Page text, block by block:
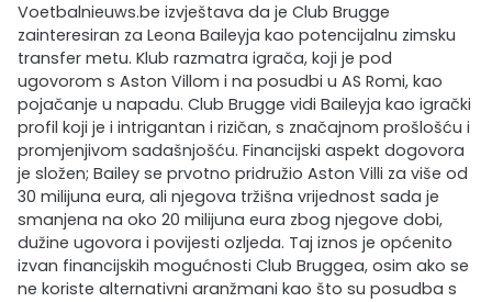
Voetbalnieuws.be izvještava da je Club Brugge
zainteresiran za Leona Baileyja kao potencijalnu zimsku
transfer metu. Klub razmatra igrača, koji je pod
ugovorom s Aston Villom i na posudbi u AS Romi, kao
pojačanje u napadu. Club Brugge vidi Baileyja kao igrački
profil koji je i intrigantan i rizičan, s značajnom prošlošću i
promjenjivom sadašnjošću. Financijski aspekt dogovora
je složen; Bailey se prvotno pridružio Aston Villi za više od
30 milijuna eura, ali njegova tržišna vrijednost sada je
smanjena na oko 20 milijuna eura zbog njegove dobi,
dužine ugovora i povijesti ozljeda. Taj iznos je općenito
izvan financijskih mogućnosti Club Bruggea, osim ako se
ne koriste alternativni aranžmani kao što su posudba s